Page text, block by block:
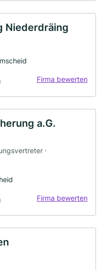
Niederdräing
Firma bewerten
a.G.
·
Firma bewerten